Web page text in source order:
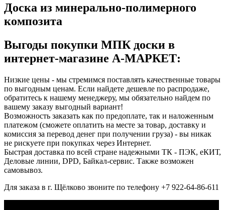
Доска из минерально-полимерного
композита
Выгоды покупки МПК доски в
интернет-магазине А-МАРКЕТ:
Низкие цены - мы стремимся поставлять качественные товары
по выгодным ценам. Если найдете дешевле по распродаже,
обратитесь к нашему менеджеру, мы обязательно найдем по
вашему заказу выгодный вариант!
Возможность заказать как по предоплате, так и наложенным
платежом (сможете оплатить на месте за товар, доставку и
комиссия за перевод денег при получении груза) - вы никак
не рискуете при покупках через Интернет.
Быстрая доставка по всей стране надежными ТК - ПЭК, еКИТ,
Деловые линии, DPD, Байкал-сервис. Также возможен
самовывоз.
Для заказа в г. Щёлково звоните по телефону +7 922-64-86-611